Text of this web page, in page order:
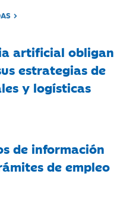
artificial obligan
estrategias de
y logísticas
de información
de empleo